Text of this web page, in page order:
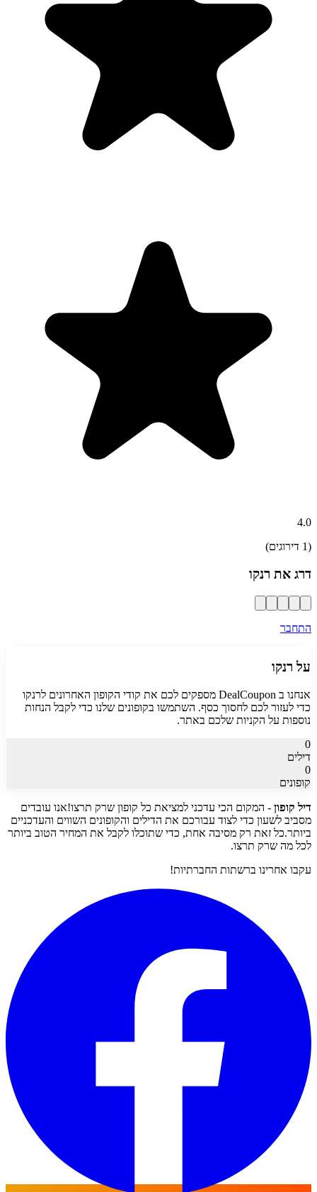
4.0
(
1 דירוגים)
דרג את רנקו
התחבר
על רנקו
אנחנו ב DealCoupon מספקים לכם את קודי הקופון האחרונים ל
רנקו
כדי לעזור לכם לחסוך כסף. השתמשו בקופונים שלנו כדי לקבל הנחות
נוספות על הקניות שלכם באתר.
0
דילים
0
קופונים
דיל קופון - המקום הכי עדכני למציאת כל קופון שרק תרצו!אנו עובדים
מסביב לשעון כדי לצוד עבורכם את הדילים והקופונים השווים והעדכניים
ביותר.כל זאת רק מסיבה אחת, כדי שתוכלו לקבל את המחיר הטוב ביותר
לכל מה שרק תרצו.
עקבו אחרינו ברשתות החברתיות!